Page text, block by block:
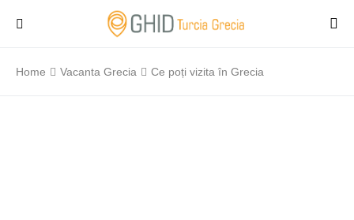
Home Vacanta Grecia Ce poți vizita în Grecia